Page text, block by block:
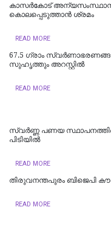
കാസര്‍കോട് അന്യസംസ്ഥാന
കൊലപ്പെടുത്താന്‍ ശ്രമം
READ MORE
67.5 ഗ്രാം സ്വർണാഭരണങ്ങൾ
സുഹൃത്തും അറസ്റ്റിൽ
READ MORE
സ്വർണ്ണ പണയ സ്ഥാപനത്തിലെ
പിടിയില്‍
READ MORE
തിരുവനന്തപുരം ബിജെപി
READ MORE